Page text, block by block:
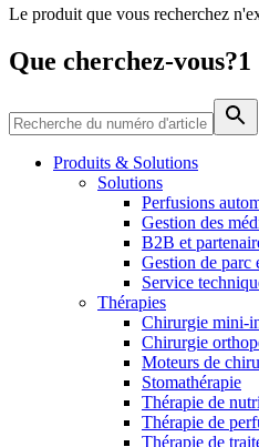
Catalogue de produits
Trouvez le produit que vous
de produits B. Braun avec
Média
Contactez-nous
Pôle d’innovation
Stimulons ensemble
médicale. Apprenez-en plus
Le produit que vous recherchez
Que cherchez-vous?1
Produits & Solutions
Solutions
Perfusions
Gestion des
B2B et
Gestion de parc
Service
Thérapies
Chirurgie mini-
Chirurgie
Moteurs de
Stomathérapie
Thérapie de
Thérapie de
Thérapie de